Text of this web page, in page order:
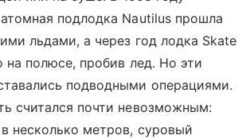
подлодка Nautilus прошла
льдами, а через год лодка Skate
на полюсе, пробив лед. Но эти
подводными операциями.
считался почти невозможным:
несколько метров, суровый